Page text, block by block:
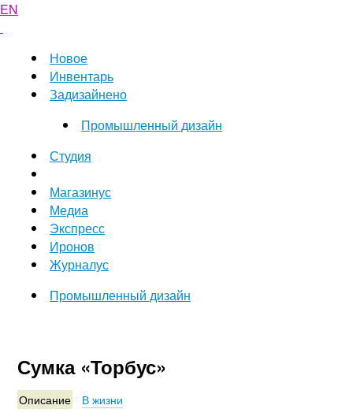
EN
Новое
Инвентарь
Задизайнено
Промышленный дизайн
Студия
Магазинус
Медиа
Экспресс
Иронов
Журналус
Промышленный дизайн
Сумка «Торбус»
Описание В жизни